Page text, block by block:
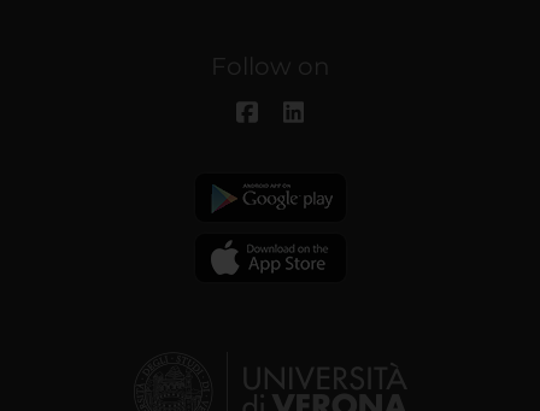
Follow on